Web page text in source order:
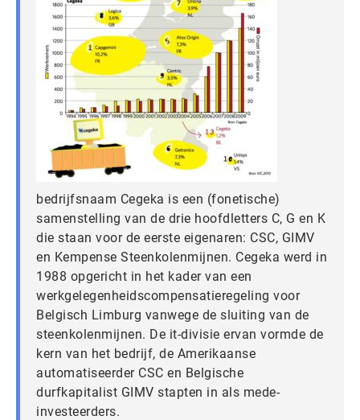
bedrijfsnaam Cegeka is een (fonetische)
samenstelling van de drie hoofdletters C, G en K
die staan voor de eerste eigenaren: CSC, GIMV
en Kempense Steenkolenmijnen. Cegeka werd in
1988 opgericht in het kader van een
werkgelegenheidscompensatieregeling voor
Belgisch Limburg vanwege de sluiting van de
steenkolenmijnen. De it-divisie ervan vormde de
kern van het bedrijf, de Amerikaanse
automatiseerder CSC en Belgische
durfkapitalist GIMV stapten in als mede-
investeerders.